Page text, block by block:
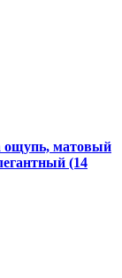
ощупь, матовый
(14